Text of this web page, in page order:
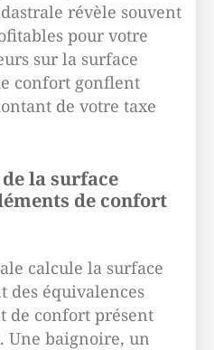
révèle souvent
pour votre
sur la surface
confort gonflent
de votre taxe
la surface
de confort
calcule la surface
des équivalences
de confort présent
Une baignoire, un